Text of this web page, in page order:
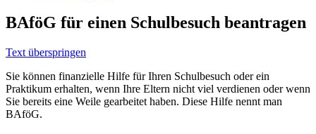
BAföG für einen Schulbesuch beantragen
Text überspringen
Sie können finanzielle Hilfe für Ihren Schulbesuch oder ein
Praktikum erhalten, wenn Ihre Eltern nicht viel verdienen oder wenn
Sie bereits eine Weile gearbeitet haben. Diese Hilfe nennt man
BAföG.